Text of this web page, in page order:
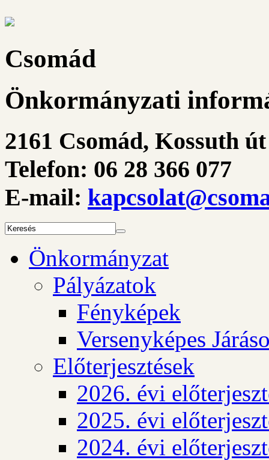
Csomád
Önkormányzati
2161 Csomád, Kossuth
Telefon: 06 28 366 077
E-mail:
Önkormányzat
Pályázatok
Fényképek
Versenyképes
Előterjesztések
2026. évi
2025. évi
2024. évi